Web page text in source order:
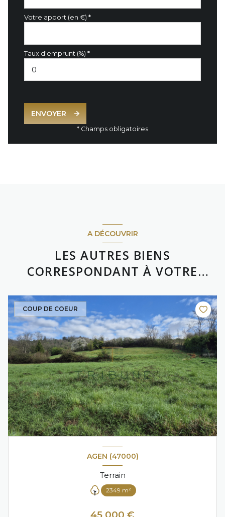
Votre apport (en €) *
Taux d'emprunt (%) *
ENVOYER
* Champs obligatoires
A DÉCOUVRIR
LES AUTRES BIENS
CORRESPONDANT À VOTRE
COUP DE COEUR
AGEN (47000)
Terrain
2349 m²